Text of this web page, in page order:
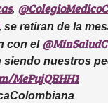
,
se retiran de la
con el
siendo nuestros
MePujQRHH1